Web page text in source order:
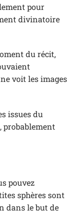
pour
divinatoire
du récit,
voit les images
issues du
probablement
pouvez
sphères sont
dans le but de